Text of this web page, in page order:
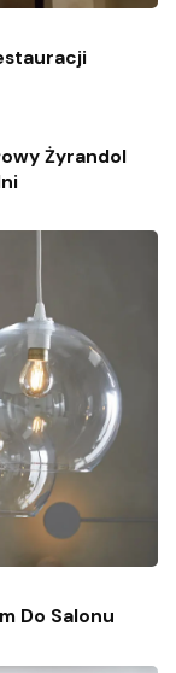
Żyrandol
Do Salonu